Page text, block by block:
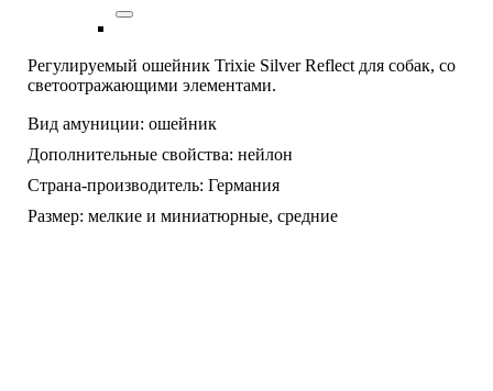
Регулируемый ошейник Trixie Silver Reflect для собак, со
светоотражающими элементами.
Вид амуниции: ошейник
Дополнительные свойства: нейлон
Страна-производитель: Германия
Размер: мелкие и миниатюрные, средние